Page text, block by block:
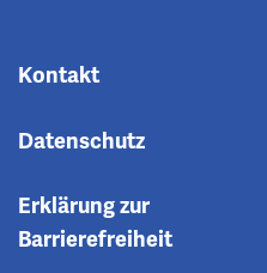
Kontakt
Datenschutz
Erklärung zur
Barrierefreiheit